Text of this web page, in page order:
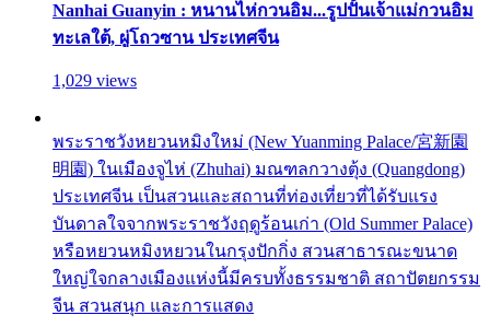
Nanhai Guanyin : หนานไห่กวนอิม...รูปปั้นเจ้าแม่กวนอิม
ทะเลใต้, ผู่โถวซาน ประเทศจีน
1,029 views
พระราชวังหยวนหมิงใหม่ (New Yuanming Palace/宮新園
明園) ในเมืองจูไห่ (Zhuhai) มณฑลกวางตุ้ง (Quangdong)
ประเทศจีน เป็นสวนและสถานที่ท่องเที่ยวที่ได้รับแรง
บันดาลใจจากพระราชวังฤดูร้อนเก่า (Old Summer Palace)
หรือหยวนหมิงหยวนในกรุงปักกิ่ง สวนสาธารณะขนาด
ใหญ่ใจกลางเมืองแห่งนี้มีครบทั้งธรรมชาติ สถาปัตยกรรม
จีน สวนสนุก และการแสดง